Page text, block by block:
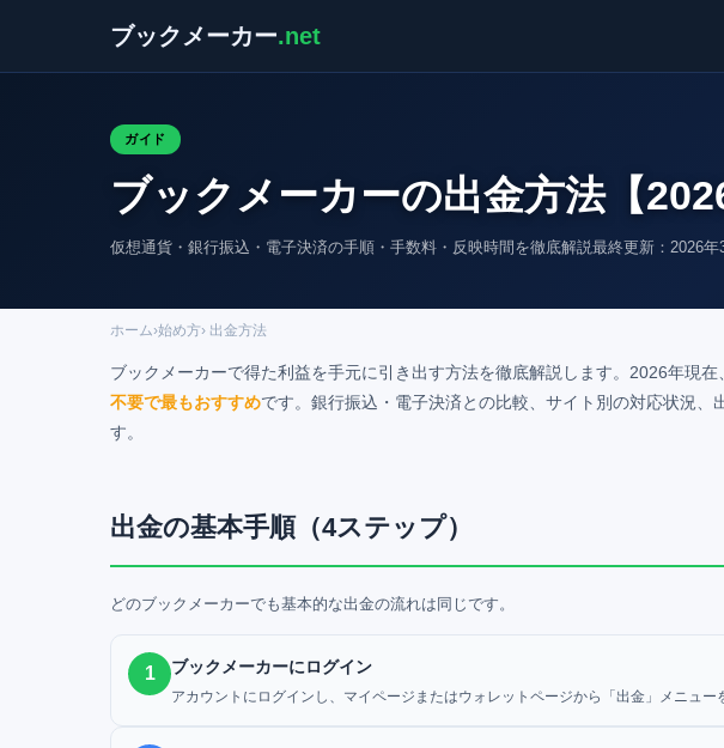
ブックメーカー.net
ガイド
ブックメーカーの出金方法【
仮想通貨・銀行振込・電子決済の手順・手数料・反映時間を徹底解説最終更新：2026年
ホーム›始め方› 出金方法
ブックメーカーで得た利益を手元に引き出す方法を徹底解説します。2026年現在、
不要で最もおすすめです。銀行振込・電子決済との比較、サイト別の対応状況、
す。
出金の基本手順（4ステップ）
どのブックメーカーでも基本的な出金の流れは同じです。
1 ブックメーカーにログイン
アカウントにログインし、マイページまたはウォレットページから「出金」メニュー